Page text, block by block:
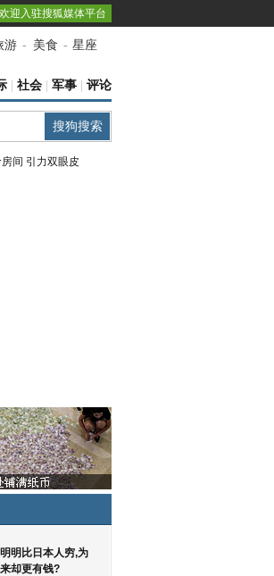
欢迎入驻搜狐媒体平台
游 - 美食 - 星座
社会 军事 评论
间 引力双眼皮
明比日本人穷,为
却更有钱?